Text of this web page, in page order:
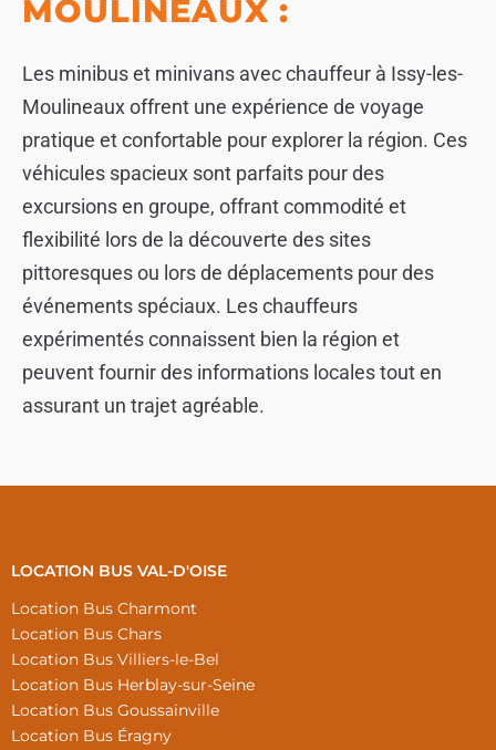
MOULINEAUX :
Les minibus et minivans avec chauffeur à Issy-les-
Moulineaux offrent une expérience de voyage
pratique et confortable pour explorer la région. Ces
véhicules spacieux sont parfaits pour des
excursions en groupe, offrant commodité et
flexibilité lors de la découverte des sites
pittoresques ou lors de déplacements pour des
événements spéciaux. Les chauffeurs
expérimentés connaissent bien la région et
peuvent fournir des informations locales tout en
assurant un trajet agréable.
LOCATION BUS VAL-D'OISE
Location Bus Charmont
Location Bus Chars
Location Bus Villiers-le-Bel
Location Bus Herblay-sur-Seine
Location Bus Goussainville
Location Bus Éragny